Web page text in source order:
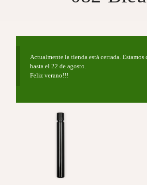
Actualmente la tienda está cerrada. Estamos
hasta el 22 de agosto.
Feliz verano!!!